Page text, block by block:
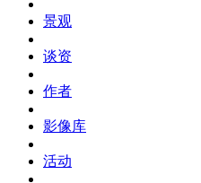
景观
谈资
作者
影像库
活动